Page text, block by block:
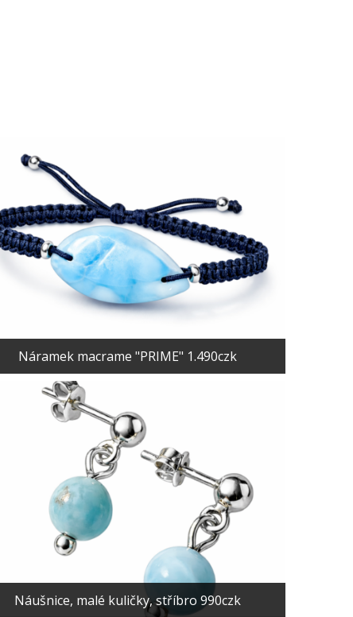
Náramek macrame "PRIME" 1.490czk
Náušnice, malé kuličky, stříbro 990czk